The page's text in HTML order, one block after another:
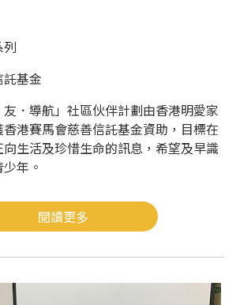
基金
．導航」社區伙伴計劃由香港明愛家
港賽馬會慈善信託基金資助，目標在
生活及珍惜生命的訊息，希望及早識
年。
閱讀更多